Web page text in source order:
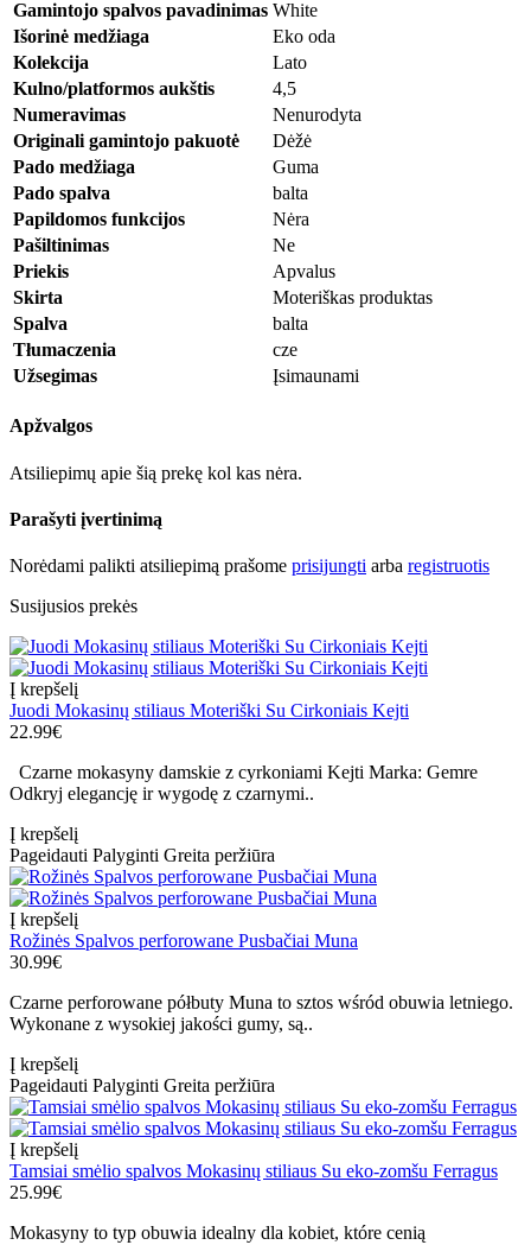
Gamintojo spalvos pavadinimas White
Išorinė medžiaga
Eko oda
Kolekcija
Lato
Kulno/platformos aukštis
4,5
Numeravimas
Nenurodyta
Originali gamintojo pakuotė
Dėžė
Pado medžiaga
Guma
Pado spalva
balta
Papildomos funkcijos
Nėra
Pašiltinimas
Ne
Priekis
Apvalus
Skirta
Moteriškas produktas
Spalva
balta
Tłumaczenia
cze
Užsegimas
Įsimaunami
Apžvalgos
Atsiliepimų apie šią prekę kol kas nėra.
Parašyti įvertinimą
Norėdami palikti atsiliepimą prašome prisijungti arba registruotis
Susijusios prekės
Į krepšelį
Juodi Mokasinų stiliaus Moteriški Su Cirkoniais Kejti
22.99€
Czarne mokasyny damskie z cyrkoniami Kejti Marka: Gemre
Odkryj elegancję ir wygodę z czarnymi..
Į krepšelį
Pageidauti Palyginti Greita peržiūra
Į krepšelį
Rožinės Spalvos perforowane Pusbačiai Muna
30.99€
Czarne perforowane półbuty Muna to sztos wśród obuwia letniego.
Wykonane z wysokiej jakości gumy, są..
Į krepšelį
Pageidauti Palyginti Greita peržiūra
Į krepšelį
Tamsiai smėlio spalvos Mokasinų stiliaus Su eko-zomšu Ferragus
25.99€
Mokasyny to typ obuwia idealny dla kobiet, które cenią